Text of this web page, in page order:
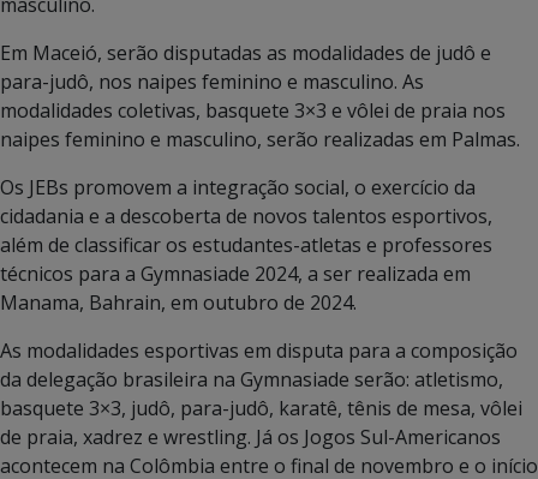
Em Maceió, serão disputadas as modalidades de judô e
para-judô, nos naipes feminino e masculino. As
modalidades coletivas, basquete 3×3 e vôlei de praia nos
naipes feminino e masculino, serão realizadas em Palmas.
Os JEBs promovem a integração social, o exercício da
cidadania e a descoberta de novos talentos esportivos,
além de classificar os estudantes-atletas e professores
técnicos para a Gymnasiade 2024, a ser realizada em
Manama, Bahrain, em outubro de 2024.
As modalidades esportivas em disputa para a composição
da delegação brasileira na Gymnasiade serão: atletismo,
basquete 3×3, judô, para-judô, karatê, tênis de mesa, vôlei
de praia, xadrez e wrestling. Já os Jogos Sul-Americanos
acontecem na Colômbia entre o final de novembro e o início